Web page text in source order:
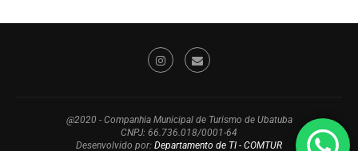
@2020 - Companhia Municipal de Turismo de Ubatuba
CNPJ: 66.736.018/0001-64
Desenvolvido por: Departamento de TI - COMTUR